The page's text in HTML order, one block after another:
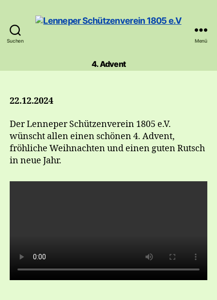
Suchen
Schützenverein
1805
Menü
4. Advent
22.12.2024
Der Lenneper Schützenverein 1805 e.V.
wünscht allen einen schönen 4. Advent,
fröhliche Weihnachten und einen guten Rutsch
in neue Jahr.